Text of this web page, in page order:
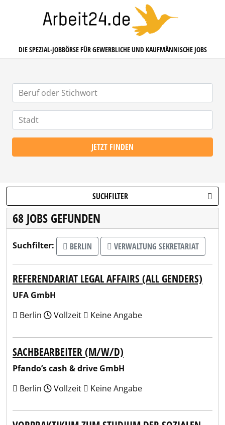
ARBEIT24.DE
DIE SPEZIAL-JOBBÖRSE FÜR GEWERBLICHE UND KAUFMÄNNISCHE JOBS
JETZT FINDEN
SUCHFILTER
68 JOBS GEFUNDEN
Suchfilter: BERLIN VERWALTUNG SEKRETARIAT
REFERENDARIAT LEGAL AFFAIRS (ALL GENDERS)
UFA GmbH
Berlin
Vollzeit Keine Angabe
SACHBEARBEITER (M/W/D)
Pfando’s cash & drive GmbH
Berlin
Vollzeit Keine Angabe